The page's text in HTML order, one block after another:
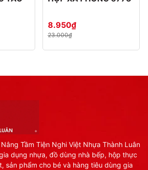
8.950₫
23.000₫
Tầm Tiện Nghi Việt Nhựa Thành Luân
dụng nhựa, đồ dùng nhà bếp, hộp thực
sản phẩm cho bé và hàng tiêu dùng gia